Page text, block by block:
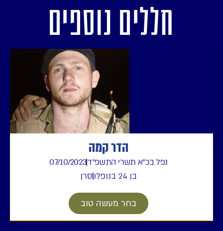
חללים נוספים
הדר קמה
נפל בכ"א תשרי התשפ"ד07/10/2023
בן 24 בנופלו
סרן
בחר מעשה טוב